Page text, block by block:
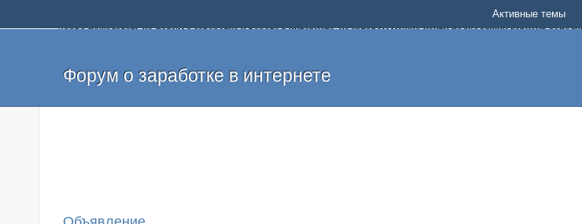
Добро пожаловать на форум о заработке и работе в интернете, на котором можно найти подходящий вариант
и оставлять свои отзывы. Если вы знаете, что определенный проект или сайт не платит, то указывайте в теме что
легкие деньги без вложений и регистрации уже сегодня. Создавайте новые темы, размещайте объявления со своими
Форум о заработке в интернете
Активные темы